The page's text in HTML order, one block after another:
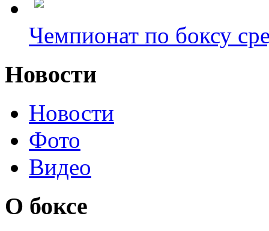
Чемпионат по боксу
Новости
Новости
Фото
Видео
О боксе